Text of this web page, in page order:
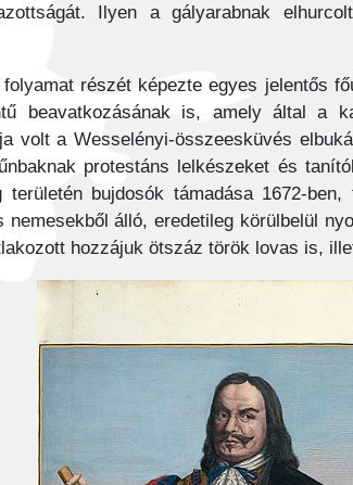
Ilyen a gályarabnak
részét képezte egyes jelentős
beavatkozásának is, amely által a
volt a Wesselényi-összeesküvés
protestáns lelkészeket és
bujdosók támadása 1672-
álló, eredetileg körülbelül
hozzájuk ötszáz török lovas is,